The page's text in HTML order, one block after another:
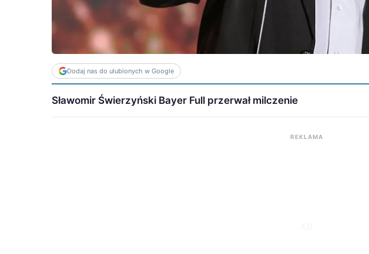
Dodaj nas do ulubionych w Google
Sławomir Świerzyński Bayer Full przerwał milczenie
REKLAMA